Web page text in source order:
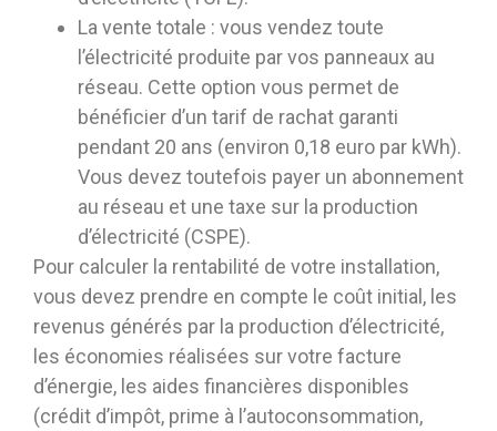
La vente totale : vous vendez toute
l’électricité produite par vos panneaux au
réseau. Cette option vous permet de
bénéficier d’un tarif de rachat garanti
pendant 20 ans (environ 0,18 euro par kWh).
Vous devez toutefois payer un abonnement
au réseau et une taxe sur la production
d’électricité (CSPE).
Pour calculer la rentabilité de votre installation,
vous devez prendre en compte le coût initial, les
revenus générés par la production d’électricité,
les économies réalisées sur votre facture
d’énergie, les aides financières disponibles
(crédit d’impôt, prime à l’autoconsommation,